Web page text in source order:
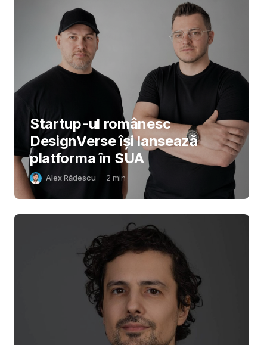
Startup-ul românesc
DesignVerse își lansează
platforma în SUA
Alex Rădescu 2 min